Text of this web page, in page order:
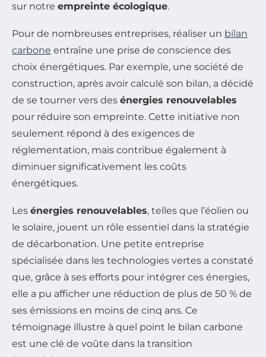
sur notre empreinte écologique.
Pour de nombreuses entreprises, réaliser un bilan
carbone entraîne une prise de conscience des
choix énergétiques. Par exemple, une société de
construction, après avoir calculé son bilan, a décidé
de se tourner vers des énergies renouvelables
pour réduire son empreinte. Cette initiative non
seulement répond à des exigences de
réglementation, mais contribue également à
diminuer significativement les coûts
énergétiques.
Les énergies renouvelables, telles que l’éolien ou
le solaire, jouent un rôle essentiel dans la stratégie
de décarbonation. Une petite entreprise
spécialisée dans les technologies vertes a constaté
que, grâce à ses efforts pour intégrer ces énergies,
elle a pu afficher une réduction de plus de 50 % de
ses émissions en moins de cinq ans. Ce
témoignage illustre à quel point le bilan carbone
est une clé de voûte dans la transition